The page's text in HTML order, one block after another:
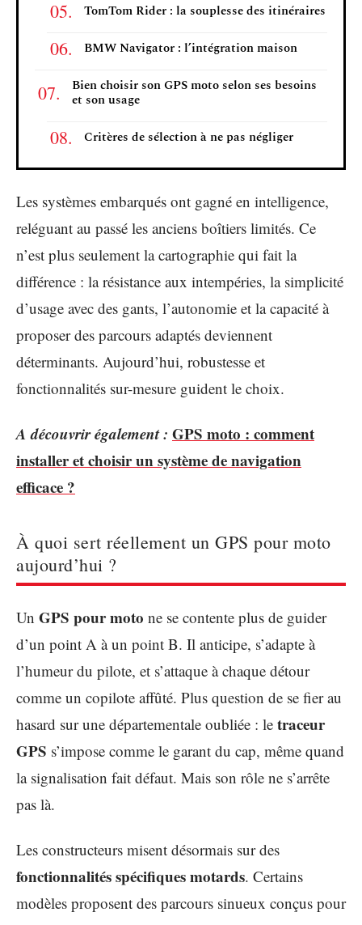
TomTom Rider : la souplesse des itinéraires
BMW Navigator : l’intégration maison
Bien choisir son GPS moto selon ses besoins
et son usage
Critères de sélection à ne pas négliger
Les systèmes embarqués ont gagné en intelligence,
reléguant au passé les anciens boîtiers limités. Ce
n’est plus seulement la cartographie qui fait la
différence : la résistance aux intempéries, la simplicité
d’usage avec des gants, l’autonomie et la capacité à
proposer des parcours adaptés deviennent
déterminants. Aujourd’hui, robustesse et
fonctionnalités sur-mesure guident le choix.
A découvrir également : GPS moto : comment
installer et choisir un système de navigation
efficace ?
À quoi sert réellement un GPS pour moto
aujourd’hui ?
Un GPS pour moto ne se contente plus de guider
d’un point A à un point B. Il anticipe, s’adapte à
l’humeur du pilote, et s’attaque à chaque détour
comme un copilote affûté. Plus question de se fier au
hasard sur une départementale oubliée : le traceur
GPS s’impose comme le garant du cap, même quand
la signalisation fait défaut. Mais son rôle ne s’arrête
pas là.
Les constructeurs misent désormais sur des
fonctionnalités spécifiques motards. Certains
modèles proposent des parcours sinueux conçus pour